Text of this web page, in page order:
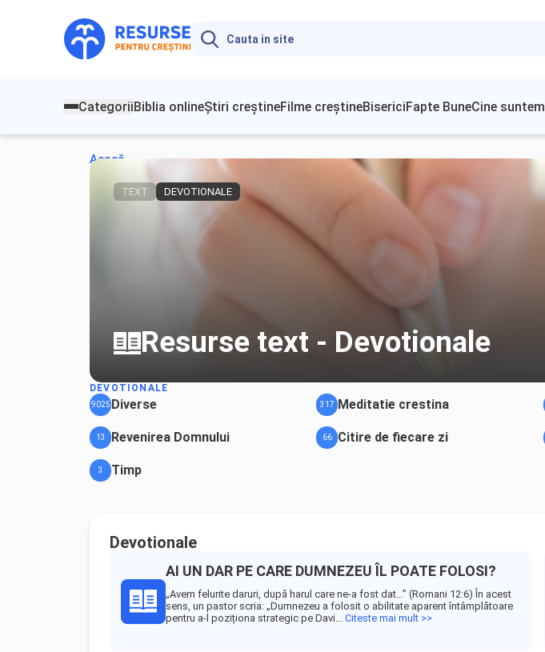
CategoriiBiblia onlineȘtiri creștineFilme creștineBisericiFapte BuneCine suntem
Acasă
TEXT DEVOTIONALE
Resurse text - Devotionale
DEVOTIONALE
9025 Diverse 317 Meditatie crestina
13 Revenirea Domnului 66 Citire de fiecare zi
3 Timp
Devotionale
AI UN DAR PE CARE DUMNEZEU ÎL POATE FOLOSI?
„Avem felurite daruri, după harul care ne-a fost dat…” (Romani 12:6) În acest
sens, un pastor scria: „Dumnezeu a folosit o abilitate aparent întâmplătoare
pentru a-l poziționa strategic pe Davi... Citeste mai mult >>